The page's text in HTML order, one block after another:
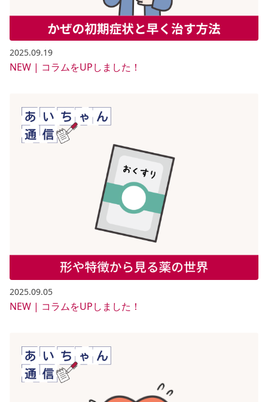
2025.09.19
NEW | コラムをUPしました！
2025.09.05
NEW | コラムをUPしました！